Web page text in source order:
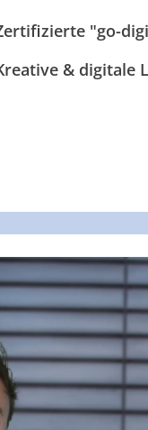
"go-
& digitale